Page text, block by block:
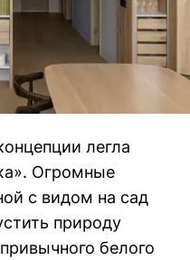
легла
Огромные
с видом на сад
природу
белого